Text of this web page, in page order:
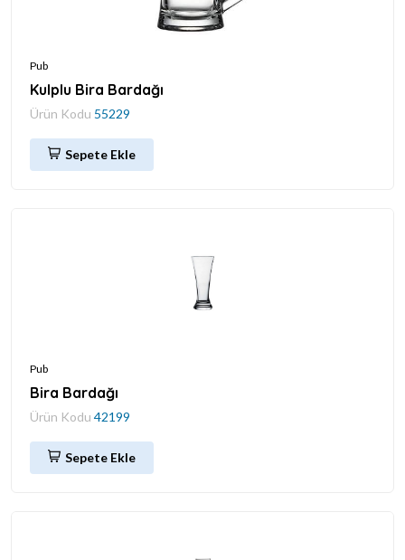
Pub
Kulplu Bira Bardağı
Ürün Kodu 55229
Sepete Ekle
Pub
Bira Bardağı
Ürün Kodu 42199
Sepete Ekle